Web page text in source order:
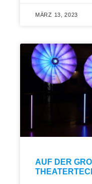
MÄRZ 13, 2023
AUF DER